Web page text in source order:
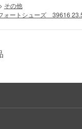
> その他
ォートシューズ 39616